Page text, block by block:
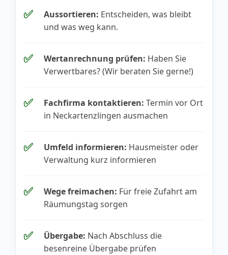
✅ Aussortieren: Entscheiden, was bleibt
und was weg kann.
✅ Wertanrechnung prüfen: Haben Sie
Verwertbares? (Wir beraten Sie gerne!)
✅ Fachfirma kontaktieren: Termin vor Ort
in Neckartenzlingen ausmachen
✅ Umfeld informieren: Hausmeister oder
Verwaltung kurz informieren
✅ Wege freimachen: Für freie Zufahrt am
Räumungstag sorgen
✅ Übergabe: Nach Abschluss die
besenreine Übergabe prüfen